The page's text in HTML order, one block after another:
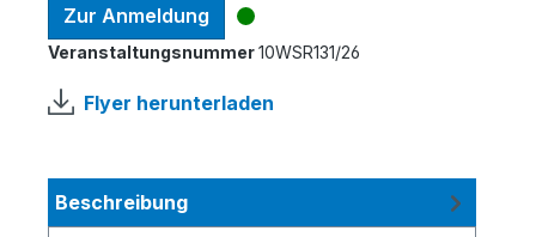
Zur Anmeldung
Veranstaltungsnummer10WSR131/26
Flyer herunterladen
Beschreibung